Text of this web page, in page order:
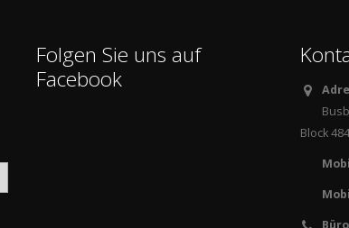
Folgen Sie uns auf
Facebook
Block